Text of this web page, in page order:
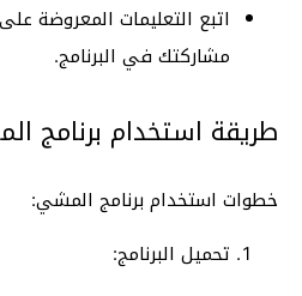
اتبع التعليمات المعروضة
مشاركتك في البرنامج.
طريقة استخدام برنامج
خطوات استخدام برنامج المشي:
تحميل البرنامج: